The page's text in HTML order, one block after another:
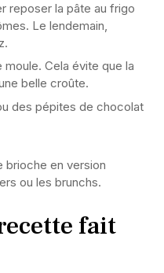
reposer la pâte au frigo
Le lendemain,
Cela évite que la
belle croûte.
des pépites de chocolat
brioche en version
ou les brunchs.
fait